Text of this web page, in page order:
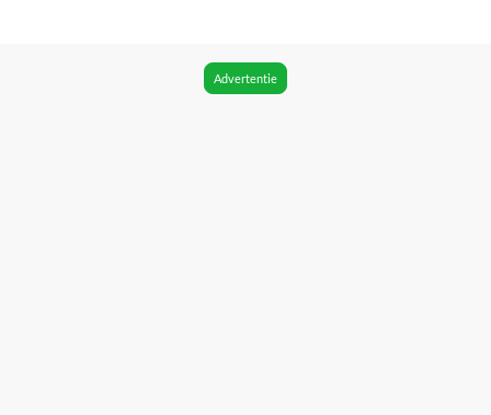
Advertentie